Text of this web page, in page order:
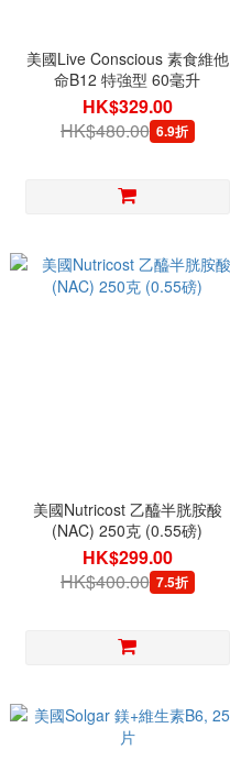
美國Live Conscious 素食維他
命B12 特強型 60毫升
HK$329.00
HK$480.00 6.9折
美國Nutricost 乙醯半胱胺酸
(NAC) 250克 (0.55磅)
HK$299.00
HK$400.00 7.5折